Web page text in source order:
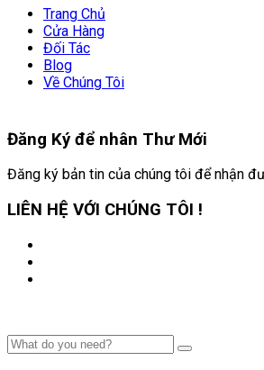
Trang Chủ
Cửa Hàng
Đối Tác
Blog
Về Chúng Tôi
Đăng Ký để nhân Thư Mới
Đăng ký bản tin của chúng tôi để nhận
LIÊN HỆ VỚI CHÚNG TÔI !